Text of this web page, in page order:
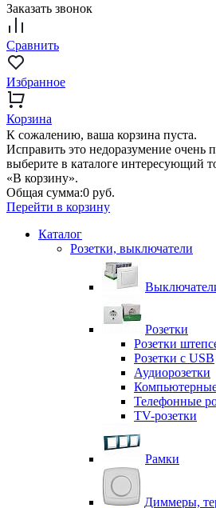
Заказать звонок
Сравнить
Избранное
Корзина
К сожалению, ваша корзина пуста.
Исправить это недоразумение очень
выберите в каталоге интересующий
«В корзину».
Общая сумма:0 руб.
Перейти в корзину
Каталог
Розетки, выключатели
Розетки
Розетки
Розетки с USB
Аудиорозетки
Телефонные
TV-розетки
Рамки
Диммеры,